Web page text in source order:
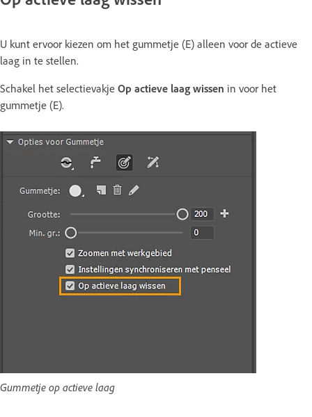
U kunt ervoor kiezen om het gummetje (E) alleen voor de actieve
laag in te stellen.
Schakel het selectievakje Op actieve laag wissen in voor het
gummetje (E).
Gummetje op actieve laag